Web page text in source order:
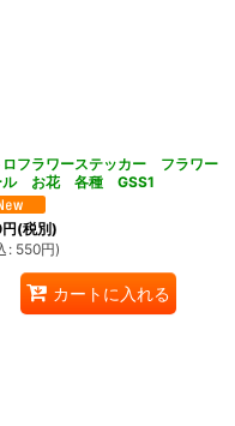
ロフラワーステッカー フラワー
ル お花 各種 GSS1
円(税別)
: 550円)
カートに入れる